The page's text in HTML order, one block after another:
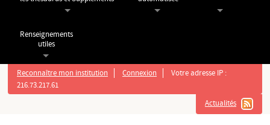
Renseignements
utiles
Reconnaître mon institution Connexion
Votre adresse IP :
216.73.217.61
Actualités